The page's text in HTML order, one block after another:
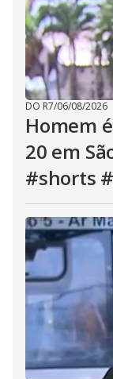
DO R7/06/08/2026
Homem
20 em
#shorts